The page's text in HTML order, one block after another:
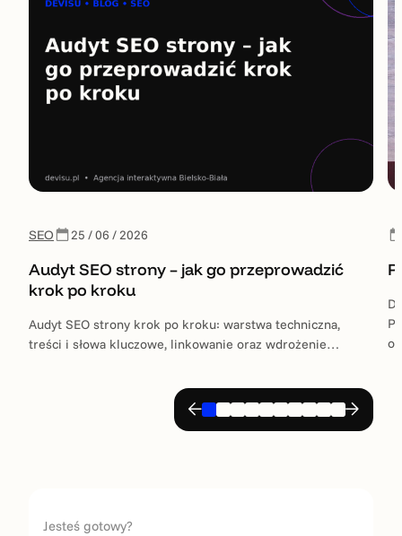
SEO 25 / 06 / 2026
Audyt SEO strony – jak go przeprowadzić
krok po kroku
Audyt SEO strony krok po kroku: warstwa techniczna,
treści i słowa kluczowe, linkowanie oraz wdrożenie…
Jesteś gotowy?